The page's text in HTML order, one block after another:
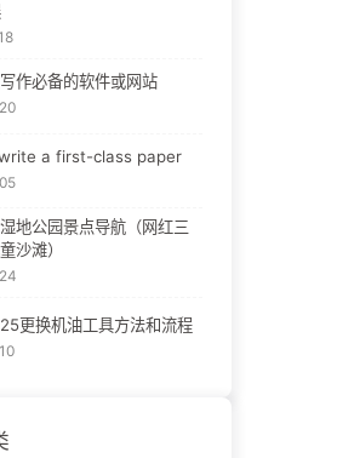
作必备的软件或网站
a first-class paper
地公园景点导航（网红三
沙滩）
更换机油工具方法和流程